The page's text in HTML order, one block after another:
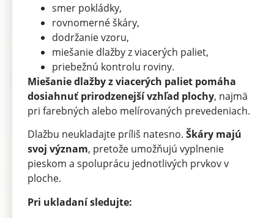
smer pokládky,
rovnomerné škáry,
dodržanie vzoru,
miešanie dlažby z viacerých paliet,
priebežnú kontrolu roviny.
Miešanie dlažby z viacerých paliet pomáha
dosiahnuť prirodzenejší vzhľad plochy, najmä
pri farebných alebo melírovaných prevedeniach.
Dlažbu neukladajte príliš natesno. Škáry majú
svoj význam, pretože umožňujú vyplnenie
pieskom a spoluprácu jednotlivých prvkov v
ploche.
Pri ukladaní sledujte: